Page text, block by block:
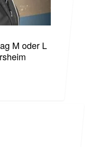
M oder L